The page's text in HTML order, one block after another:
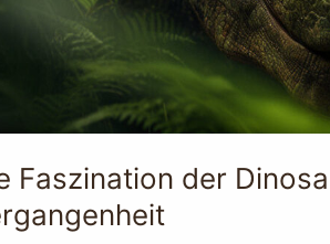
Faszination der